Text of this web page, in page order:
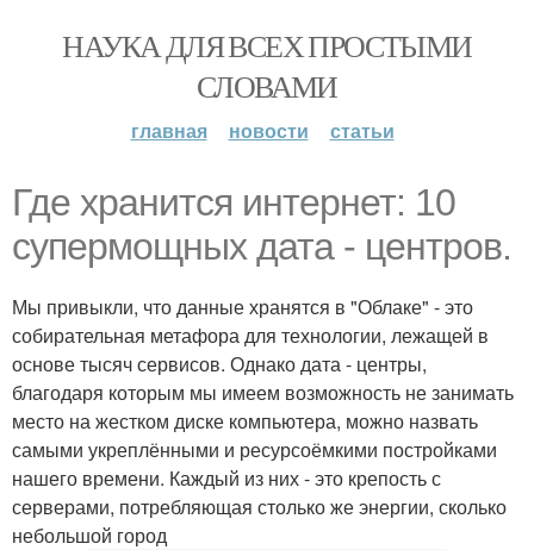
НАУКА ДЛЯ ВСЕХ ПРОСТЫМИ
СЛОВАМИ
главная новости статьи
Где хранится интернет: 10
супермощных дата - центров.
Мы привыкли, что данные хранятся в "Облаке" - это
собирательная метафора для технологии, лежащей в
основе тысяч сервисов. Однако дата - центры,
благодаря которым мы имеем возможность не занимать
место на жестком диске компьютера, можно назвать
самыми укреплёнными и ресурсоёмкими постройками
нашего времени. Каждый из них - это крепость с
серверами, потребляющая столько же энергии, сколько
небольшой город